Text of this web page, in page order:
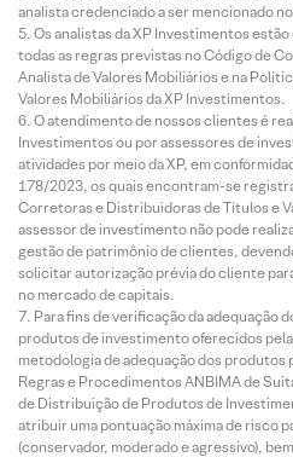
analista credenciado a ser mencionado
Os analistas da XP Investimentos
todas as regras previstas no Código de
Analista de Valores Mobiliários e na
Valores Mobiliários da XP Investimentos.
O atendimento de nossos clientes é
Investimentos ou por assessores de
atividades por meio da XP, em
178/2023, os quais encontram-se
Corretoras e Distribuidoras de Títulos e
assessor de investimento não pode
gestão de patrimônio de clientes,
solicitar autorização prévia do cliente
no mercado de capitais.
Para fins de verificação da adequação
produtos de investimento oferecidos
metodologia de adequação dos produtos
Regras e Procedimentos ANBIMA de
de Distribuição de Produtos de
atribuir uma pontuação máxima de risco
(conservador, moderado e agressivo),